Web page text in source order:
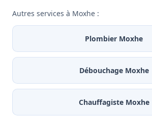
Autres services à Moxhe :
Plombier Moxhe
Débouchage Moxhe
Chauffagiste Moxhe